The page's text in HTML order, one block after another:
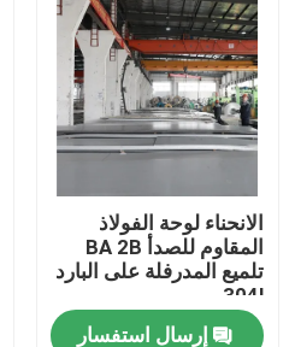
مسكن
منتجات
الانحناء لوحة الفولاذ
المقاوم للصدأ BA 2B
تلميع المدرفلة على البارد
304l
إرسال استفسار